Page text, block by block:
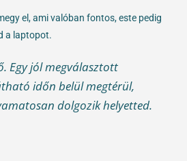
el, ami valóban fontos, este pedig
a laptopot.
Egy jól megválasztott
időn belül megtérül,
dolgozik helyetted.